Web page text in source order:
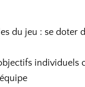
du jeu : se doter
individuels